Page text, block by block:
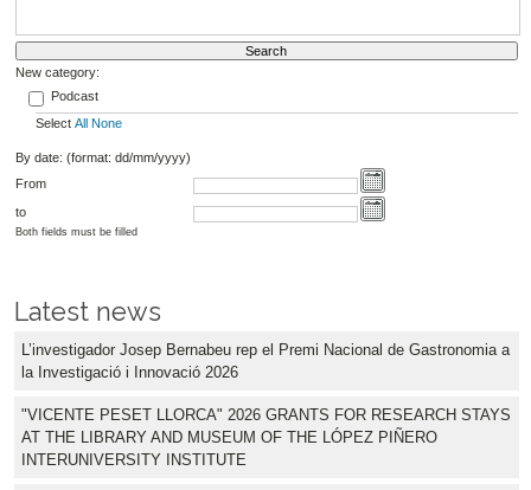
New category:
Podcast
Select All None
By date: (format: dd/mm/yyyy)
From
to
Both fields must be filled
Latest news
L’investigador Josep Bernabeu rep el Premi Nacional de Gastronomia a
la Investigació i Innovació 2026
"VICENTE PESET LLORCA" 2026 GRANTS FOR RESEARCH STAYS
AT THE LIBRARY AND MUSEUM OF THE LÓPEZ PIÑERO
INTERUNIVERSITY INSTITUTE